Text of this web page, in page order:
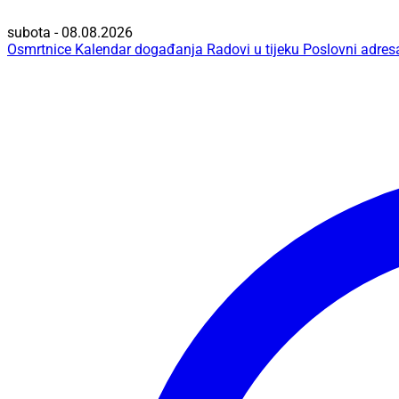
subota - 08.08.2026
Osmrtnice Kalendar događanja Radovi u tijeku Poslovni